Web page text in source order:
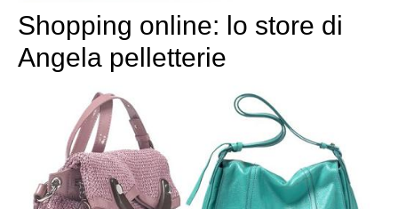
Shopping online: lo store di
Angela pelletterie